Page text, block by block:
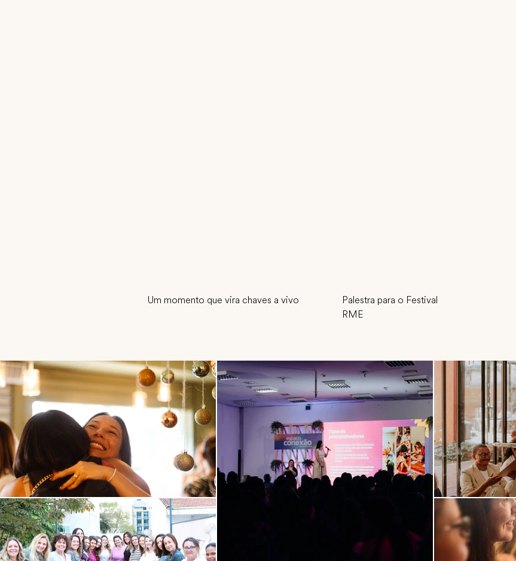
Um momento que vira chaves a vivo
Palestra para o Festival
RME